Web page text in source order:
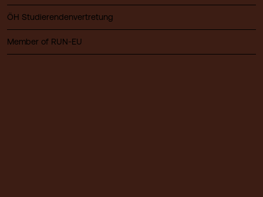
ÖH Studierendenvertretung
Member of RUN-EU